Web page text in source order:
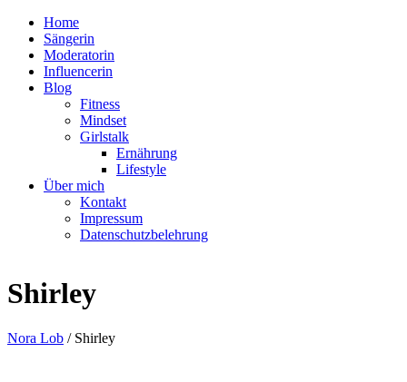
Home
Sängerin
Moderatorin
Influencerin
Blog
Fitness
Mindset
Girlstalk
Ernährung
Lifestyle
Über mich
Kontakt
Impressum
Datenschutzbelehrung
Shirley
Nora Lob / Shirley